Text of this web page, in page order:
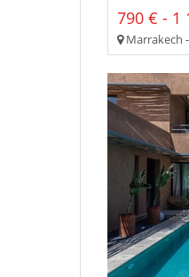
790 € - 1
Marrakech